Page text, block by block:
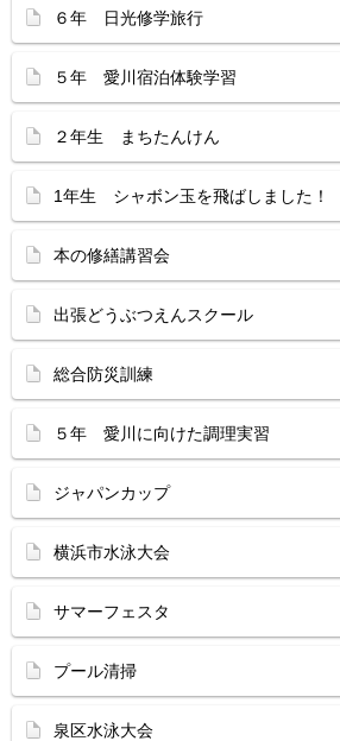
６年 日光修学旅行
５年 愛川宿泊体験学習
２年生 まちたんけん
1年生 シャボン玉を飛ばしました！
本の修繕講習会
出張どうぶつえんスクール
総合防災訓練
５年 愛川に向けた調理実習
ジャパンカップ
横浜市水泳大会
サマーフェスタ
プール清掃
泉区水泳大会